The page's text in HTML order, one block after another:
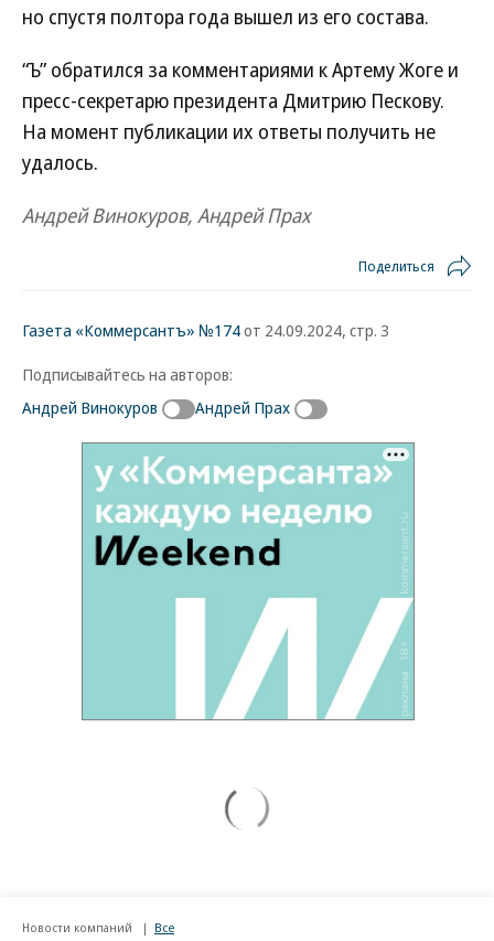
но спустя полтора года вышел из его состава.
“Ъ” обратился за комментариями к Артему Жоге и
пресс-секретарю президента Дмитрию Пескову.
На момент публикации их ответы получить не
удалось.
Андрей Винокуров, Андрей Прах
Поделиться
Газета «Коммерсантъ» №174от 24.09.2024, стр. 3
Подписывайтесь на авторов:
Андрей Винокуров
Андрей Прах
Новости компаний Все